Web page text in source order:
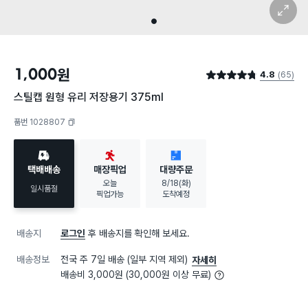
1
확대 보기
1,000원 별점 4.8점 4.8 (65)
스틸캡 원형 유리 저장용기 375ml
품번 1028807
택배배송
일시품절
매장픽업
오늘
픽업가능
대량주문
8/18(화)
도착예정
배송지 로그인 후 배송지를 확인해 보세요.
배송정보 전국 주 7일 배송 (일부 지역 제외) 자세히
배송비 3,000원 (30,000원 이상 무료)